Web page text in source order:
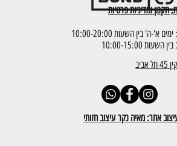
תקנון ומדיניות פרטיות
אתר: מאיה נקר עיצוב חזותי
א'-ה' בין השעות 10:00-20:00
10:00-15:00
אביב